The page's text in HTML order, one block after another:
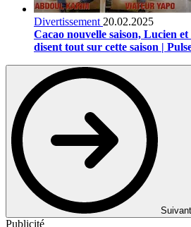
Divertissement 20.02.2025
Cacao nouvelle saison, Lucien
disent tout sur cette saison |
Suivant
Publicité